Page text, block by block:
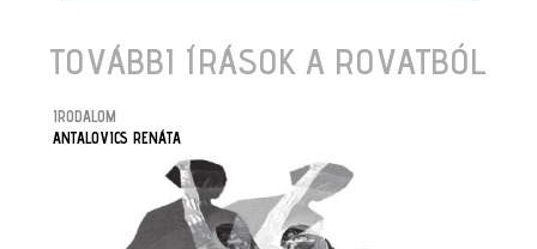
TOVÁBBI ÍRÁSOK A ROVATBÓL
IRODALOM
ANTALOVICS RENÁTA